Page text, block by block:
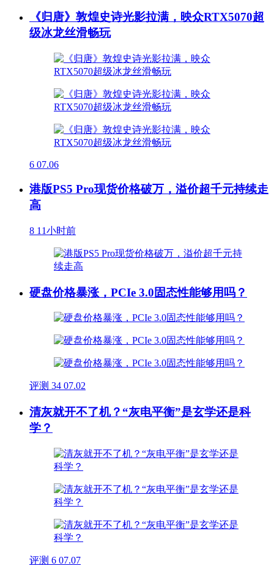
《归唐》敦煌史诗光影拉满，映众RTX5070超
级冰龙丝滑畅玩
6 07.06
港版PS5 Pro现货价格破万，溢价超千元持续走
高
8 11小时前
硬盘价格暴涨，PCIe 3.0固态性能够用吗？
评测 34 07.02
清灰就开不了机？“灰电平衡”是玄学还是科
学？
评测 6 07.07